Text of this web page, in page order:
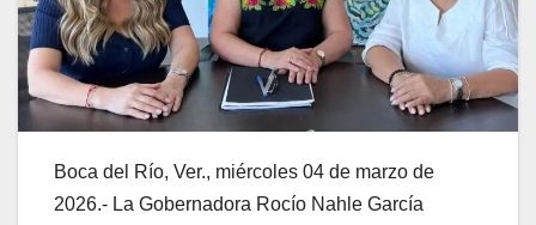
Boca del Río, Ver., miércoles 04 de marzo de
2026.- La Gobernadora Rocío Nahle García